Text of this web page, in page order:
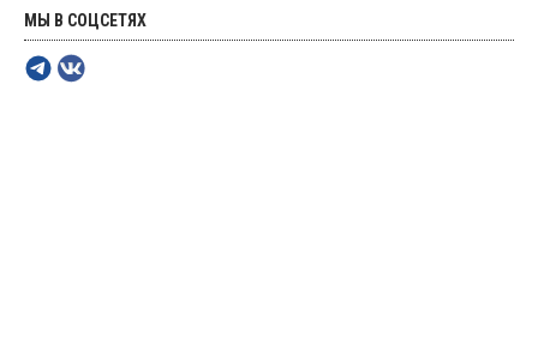
МЫ В СОЦСЕТЯХ